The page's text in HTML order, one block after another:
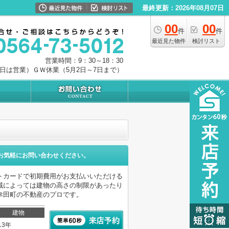
最終更新：2026年08月07日
00件
最近見た物件
00件
検討リスト
営業時間：9：30～18：30
は営業）ＧＷ休業（5月2日～7日まで）
気軽にお問い合わせください。
ードで初期費用がお支払いいただける
よっては建物の高さの制限があったり
町の不動産のプロです。
建物
年